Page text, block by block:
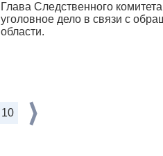
Глава Следственного
уголовное дело в связи с
области.
10